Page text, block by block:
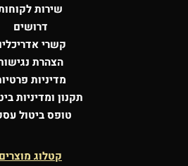
שירות
דרושים
קשרי
הצהרת
מדיניות
תקנון ומדיניות
טופס ביטול
קטלוג מוצרים